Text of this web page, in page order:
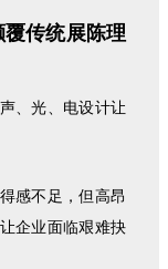
传统展陈理
、光、电设计让
感不足，但高昂
企业面临艰难抉